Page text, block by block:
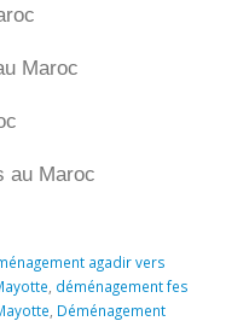
Maroc
au Maroc
agadir vers
déménagement fes
Déménagement